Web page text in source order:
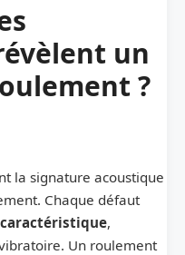
un
?
la signature acoustique
Chaque défaut
,
Un roulement